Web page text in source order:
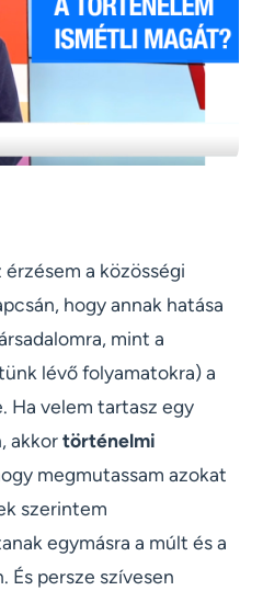
a közösségi
hogy annak hatása
mint a
lévő folyamatokra) a
Ha velem tartasz egy
akkortörténelmi
megmutassam azokat
szerintem
egymásra a múlt és a
És persze szívesen